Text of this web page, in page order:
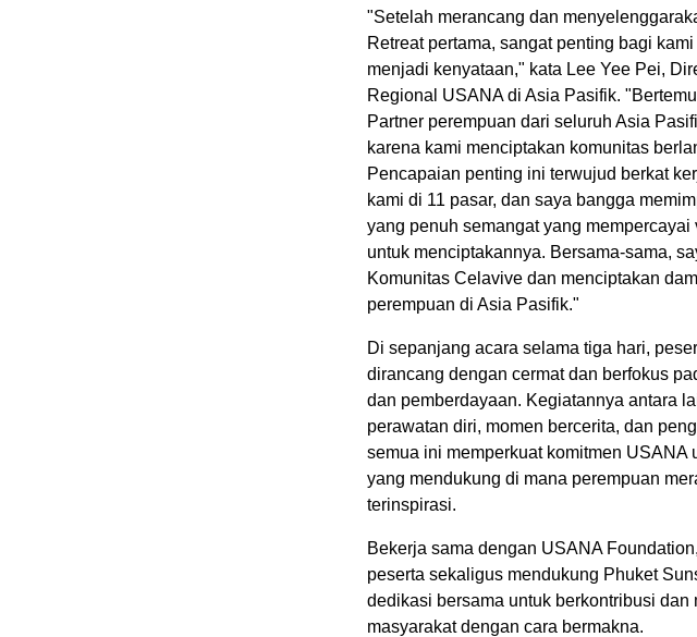
"Setelah merancang dan
Retreat pertama, sangat penting bagi
menjadi kenyataan," kata Lee Yee Pei,
Regional USANA di Asia Pasifik.
Partner perempuan dari seluruh Asia
karena kami menciptakan komunitas
Pencapaian penting ini terwujud berkat
kami di 11 pasar, dan saya bangga
yang penuh semangat yang
untuk menciptakannya. Bersama-sama,
Komunitas Celavive dan menciptakan
perempuan di Asia Pasifik."
Di sepanjang acara selama tiga hari,
dirancang dengan cermat dan berfokus
dan pemberdayaan. Kegiatannya antara
perawatan diri, momen bercerita, dan
semua ini memperkuat komitmen USANA
yang mendukung di mana perempuan
terinspirasi.
Bekerja sama dengan USANA
peserta sekaligus mendukung Phuket
dedikasi bersama untuk berkontribusi
masyarakat dengan cara bermakna.